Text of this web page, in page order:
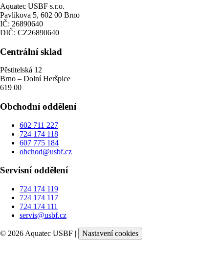
Aquatec USBF s.r.o.
Pavlíkova 5, 602 00 Brno
IČ: 26890640
DIČ: CZ26890640
Centrální sklad
Pěstitelská 12
Brno – Dolní Heršpice
619 00
Obchodní oddělení
602 711 227
724 174 118
607 775 184
obchod@usbf.cz
Servisní oddělení
724 174 119
724 174 117
724 174 111
servis@usbf.cz
© 2026 Aquatec USBF | Nastavení cookies